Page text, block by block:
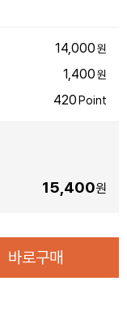
14,000원
1,400원
420 Point
15,400원
바로구매